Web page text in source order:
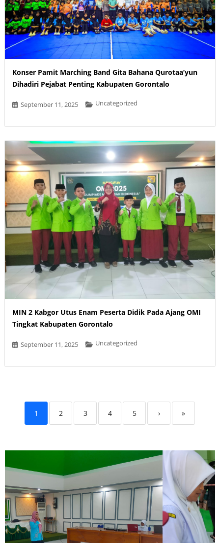
Konser Pamit Marching Band Gita Bahana Qurotaa’yun
Dihadiri Pejabat Penting Kabupaten Gorontalo
September 11, 2025 Uncategorized
MIN 2 Kabgor Utus Enam Peserta Didik Pada Ajang OMI
Tingkat Kabupaten Gorontalo
September 11, 2025 Uncategorized
1 2 3 4 5 › »